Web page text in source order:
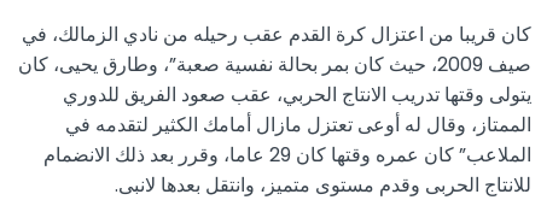
كان قريبا من اعتزال كرة القدم عقب رحيله من نادي الزمالك، في
صيف 2009، حيث كان بمر بحالة نفسية صعبة”، وطارق يحيى، كان
يتولى وقتها تدريب الانتاج الحربي، عقب صعود الفريق للدوري
الممتاز، وقال له أوعى تعتزل مازال أمامك الكثير لتقدمه في
الملاعب” كان عمره وقتها كان 29 عاما، وقرر بعد ذلك الانضمام
للانتاج الحربى وقدم مستوى متميز، وانتقل بعدها لانبى.